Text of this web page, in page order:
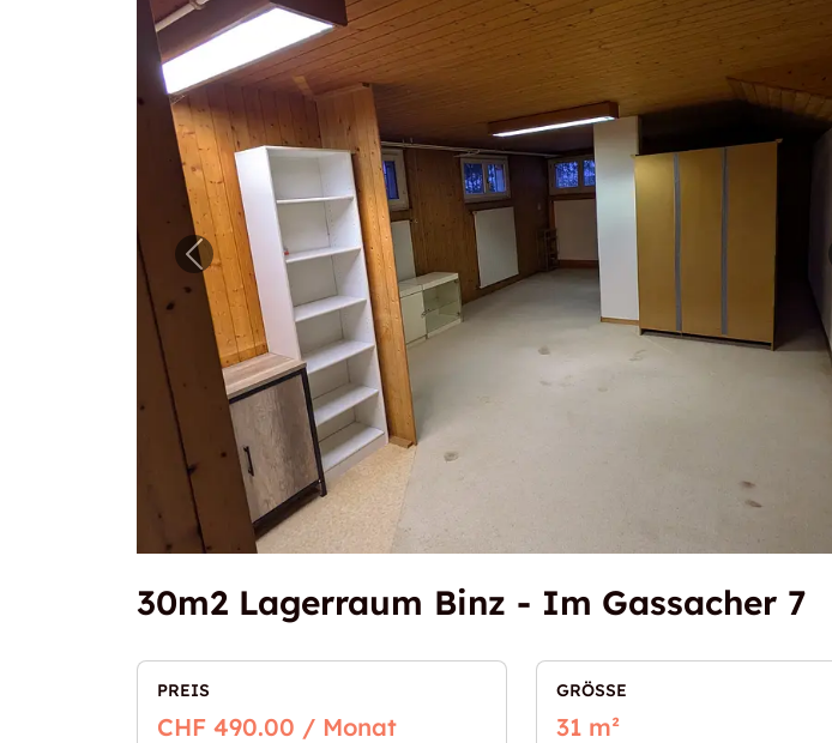
Vorheriges Bild für "30m2 Lagerraum Binz - Im Gassacher 7"
30m2 Lagerraum Binz - Im Gassacher 7
PREIS
CHF 490.00 / Monat
GRÖSSE
31 m²